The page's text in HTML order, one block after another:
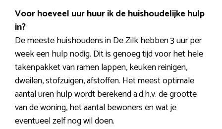
Voor hoeveel uur huur ik de huishoudelijke hulp
in?
De meeste huishoudens in De Zilk hebben 3 uur per
week een hulp nodig. Dit is genoeg tijd voor het hele
takenpakket van ramen lappen, keuken reinigen,
dweilen, stofzuigen, afstoffen. Het meest optimale
aantal uren hulp wordt berekend a.d.h.v. de grootte
van de woning, het aantal bewoners en wat je
eventueel zelf nog wil doen.